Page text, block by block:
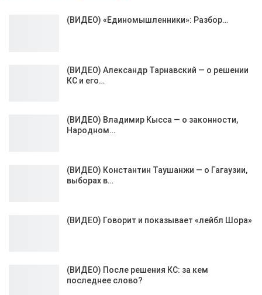
(ВИДЕО) «Единомышленники»: Разбор…
(ВИДЕО) Александр Тарнавский — о решении
КС и его…
(ВИДЕО) Владимир Кысса — о законности,
Народном…
(ВИДЕО) Константин Таушанжи — о Гагаузии,
выборах в…
(ВИДЕО) Говорит и показывает «лейбл Шора»
(ВИДЕО) После решения КС: за кем
последнее слово?